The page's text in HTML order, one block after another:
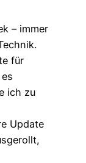
– immer
für
ich zu
Update